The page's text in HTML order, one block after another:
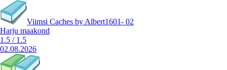
Viimsi Caches by Albert1601- 02
Harju maakond
1.5 / 1.5
02.08.2026